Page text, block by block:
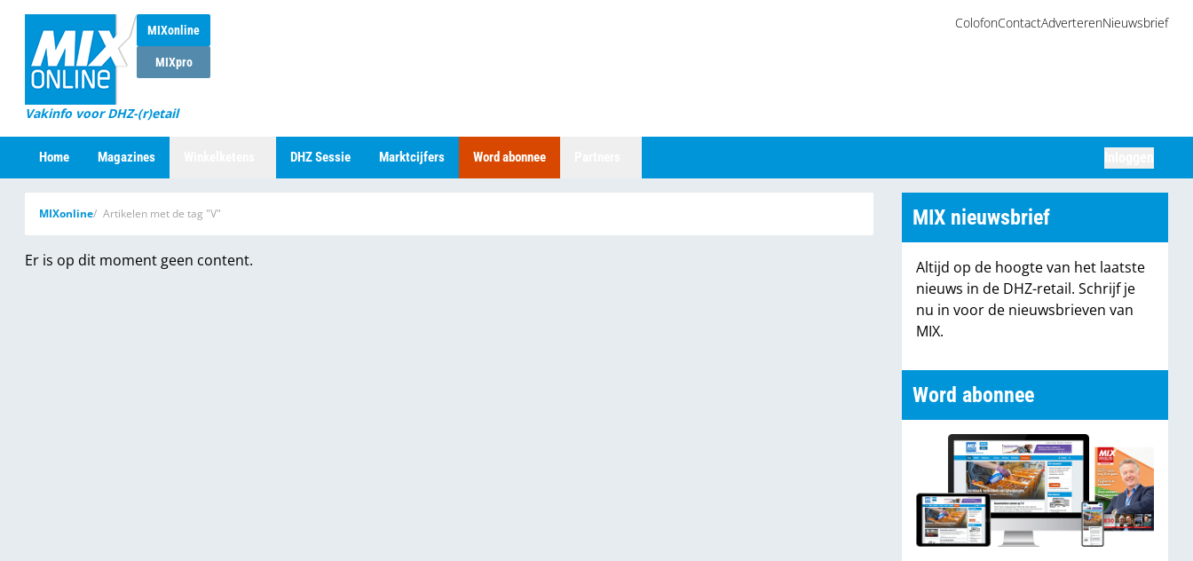
MIXonline
MIXpro
Vakinfo voor DHZ-(r)etail
ColofonContactAdverterenNieuwsbrief
Home Magazines DHZ Sessie Marktcijfers Word abonnee
MIXonline Artikelen met de tag "V"
Er is op dit moment geen content.
MIX nieuwsbrief
Altijd op de hoogte van het laatste
nieuws in de DHZ-retail. Schrijf je
nu in voor de nieuwsbrieven van
MIX.
Word abonnee